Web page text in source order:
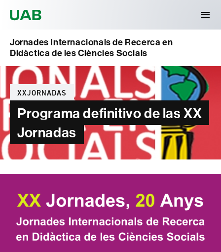
Jornades Internacionals de Recerca en
Didàctica de les Ciències Socials
Categorías
XXJORNADAS
Programa definitivo de las XX
Jornadas